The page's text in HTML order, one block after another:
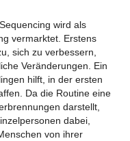
wird als
vermarktet. Erstens
sich zu verbessern,
Veränderungen. Ein
hilft, in der ersten
Da die Routine eine
darstellt,
dabei,
von ihrer